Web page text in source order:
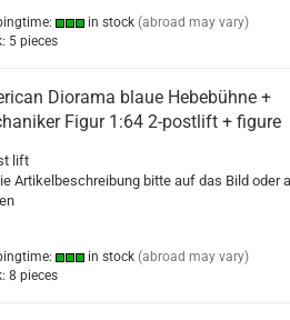
in stock (abroad may vary)
5 pieces
Diorama blaue Hebebühne +
Figur 1:64 2-postlift + figure
lift
Artikelbeschreibung bitte auf das Bild oder
in stock (abroad may vary)
8 pieces